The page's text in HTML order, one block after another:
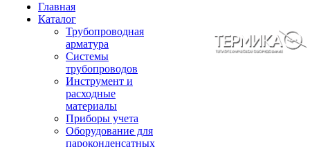
Главная
Каталог
Трубопроводная
арматура
Системы
трубопроводов
Инструмент и
расходные
материалы
Приборы учета
Оборудование для
пароконденсатных